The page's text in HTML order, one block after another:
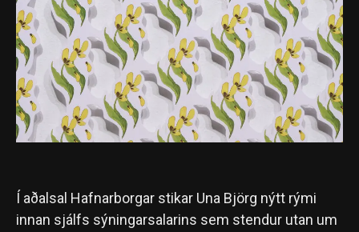
Í aðalsal Hafnarborgar stikar Una Björg nýtt rými
innan sjálfs sýningarsalarins sem stendur utan um